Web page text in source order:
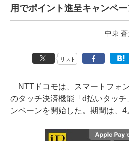
用でポイント進呈キャンペ
中東
リスト
NTTドコモは、スマートフォ
のタッチ決済機能「d払いタッ
ンペーンを開始した。期間は、4